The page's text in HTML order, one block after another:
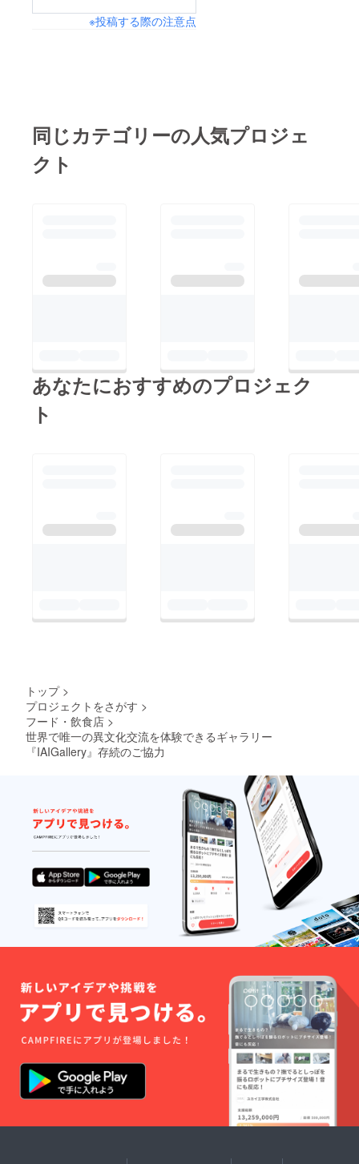
※投稿する際の注意点
同じカテゴリーの人気プロジェ
クト
あなたにおすすめのプロジェク
ト
トップ >
プロジェクトをさがす >
フード・飲食店 >
世界で唯一の異文化交流を体験できるギャラリー
『IAIGallery』存続のご協力